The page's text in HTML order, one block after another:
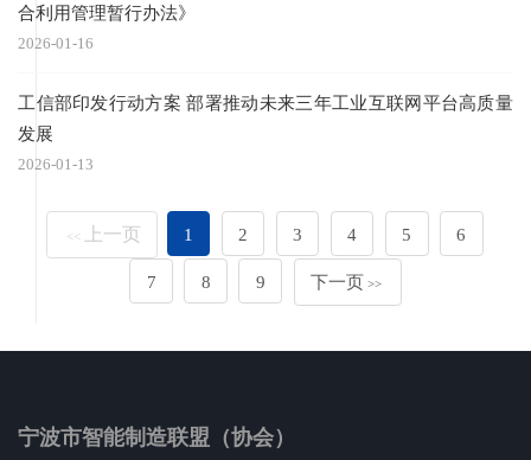
合利用管理暂行办法》
2026-01-16
工信部印发行动方案 部署推动未来三年工业互联网平台高质量
发展
2026-01-13
<< 上一页 1 2 3 4 5 6
7 8 9 下一页 >>
宁波市智能制造联盟（协会）